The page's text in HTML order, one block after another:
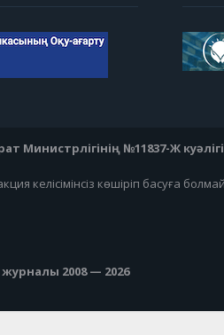
Министрлігінің №11837-Ж куәлігі
келісімінсіз көшіріп басуға
2008 — 2026